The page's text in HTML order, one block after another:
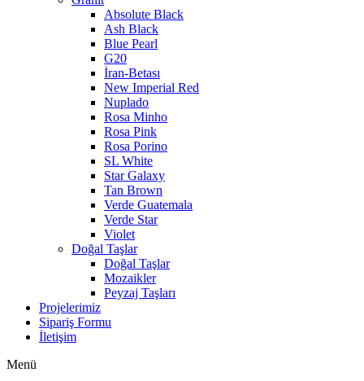
Absolute Black
Ash Black
Blue Pearl
G20
İran-Betası
New Imperial Red
Nuplado
Rosa Minho
Rosa Pink
Rosa Porino
SL White
Star Galaxy
Tan Brown
Verde Guatemala
Verde Star
Violet
Doğal Taşlar
Doğal Taşlar
Mozaikler
Peyzaj Taşları
Projelerimiz
Sipariş Formu
İletişim
Menü